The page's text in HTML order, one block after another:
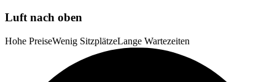
Luft nach oben
Hohe PreiseWenig SitzplätzeLange Wartezeiten